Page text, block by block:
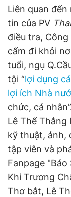
Tiện ích
Thông tin tòa
Đọc Thanh
Theo dõi báo trên
Liên quan đến
tin của PV
điều tra, Công
cấm đi khỏi
tuổi, ngụ
tội “lợi dụng
lợi ích Nhà
chức, cá nhân”.
Lê Thế Thắng
kỹ thuật, ảnh,
tập viên và
Fanpage "Báo
Khi Trương
Thơ bắt, Lê